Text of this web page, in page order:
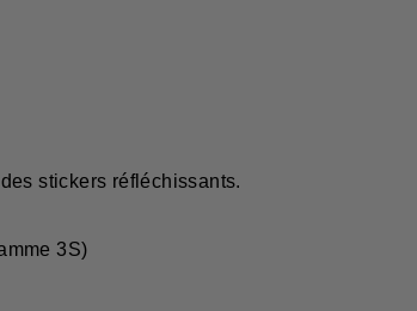
stickers réfléchissants.
3S)